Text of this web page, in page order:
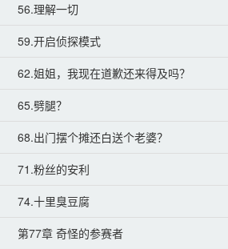
56.理解一切
59.开启侦探模式
62.姐姐，我现在道歉还来得及吗？
65.劈腿？
68.出门摆个摊还白送个老婆？
71.粉丝的安利
74.十里臭豆腐
第77章 奇怪的参赛者